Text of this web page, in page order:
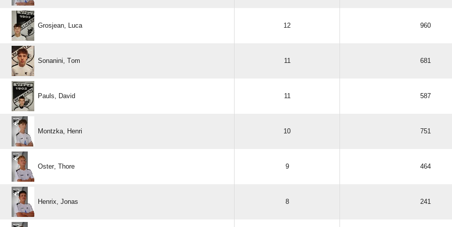
  12 960
  11 681
  11 587
  10 751
  9 464
  8 241